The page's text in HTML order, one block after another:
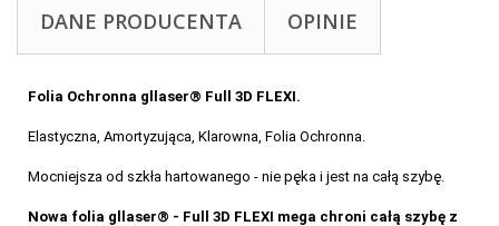
DANE PRODUCENTA OPINIE
Folia Ochronna gllaser® Full 3D FLEXI.
Elastyczna, Amortyzująca, Klarowna, Folia Ochronna.
Mocniejsza od szkła hartowanego - nie pęka i jest na całą szybę.
Nowa folia gllaser® - Full 3D FLEXI mega chroni całą szybę z